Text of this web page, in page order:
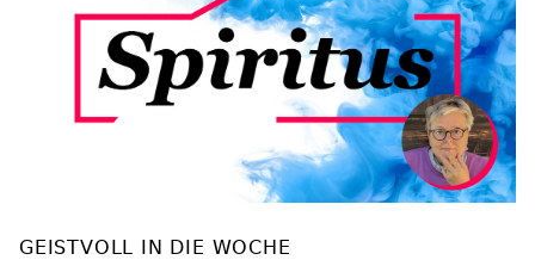
GEISTVOLL IN DIE WOCHE